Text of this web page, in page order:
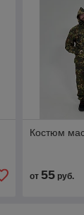
Костюм
от 55руб.